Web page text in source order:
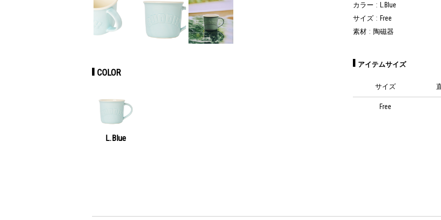
COLOR
L.Blue
カラー
L.Blue
サイズ
Free
素材
陶磁器
アイテムサイズ
サイズ
Free